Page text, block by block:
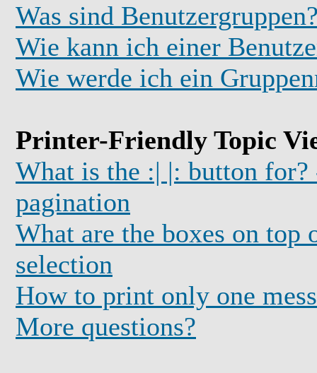
Was sind
Wie kann ich einer
Wie werde ich ein
Printer-Friendly Topic
What is the :| |: button
pagination
What are the boxes on top
selection
How to print only one
More questions?